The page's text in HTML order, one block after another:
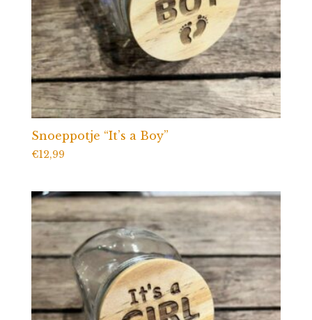
Snoeppotje “It’s a Boy”
€12,99